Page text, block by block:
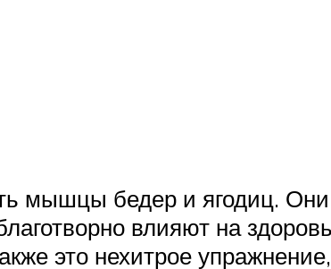
мышцы бедер и ягодиц.
влияют на
это нехитрое упражнение,